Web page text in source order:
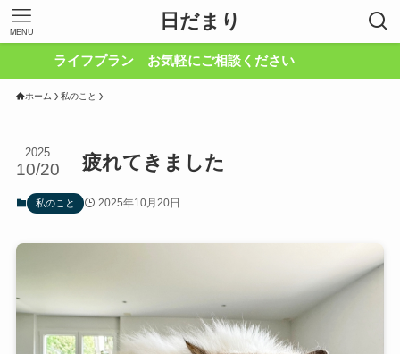
日だまり
MENU
ライフプラン お気軽にご相談ください
ホーム 私のこと
疲れてきました
2025
10/20
私のこと 2025年10月20日